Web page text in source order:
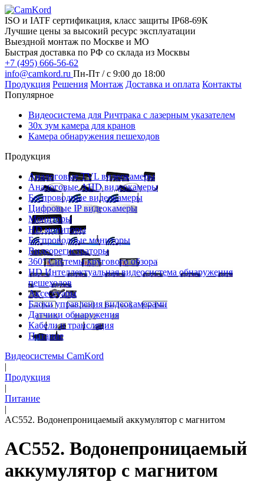
ISO и IATF сертификация, класс защиты IP68-69К
Лучшие цены за высокий ресурс эксплуатации
Выездной монтаж по Москве и МО
Быстрая доставка по РФ со склада из Москвы
+7 (495) 666-56-62
info@camkord.ru Пн-Пт / с 9:00 до 18:00
Продукция Решения Монтаж Доставка и оплата Контакты
Популярное
Видеосистема для Ричтрака с лазерным указателем
30x зум камера для кранов
Камера обнаружения пешеходов
Продукция
Аналоговые TVL видеокамеры
Аналоговые AHD видеокамеры
Беспроводные видеокамеры
Цифровые IP видеокамеры
Мониторы
HD мониторы
Беспроводные мониторы
Видеорегистраторы
360° Системы кругового обзора
HD Интеллектуальная видеосистема обнаружения
пешеходов
Аксессуары
Блоки управления видеокамерами
Датчики обнаружения
Кабели и трансляция
Питание
Видеосистемы CamKord
|
Продукция
|
Питание
|
AC552. Водонепроницаемый аккумулятор с магнитом
AC552. Водонепроницаемый
аккумулятор с магнитом